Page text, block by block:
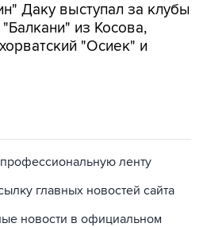
Даку выступал за клубы
из Косова,
"Осиек" и
ленту
главных новостей сайта
новости в официальном